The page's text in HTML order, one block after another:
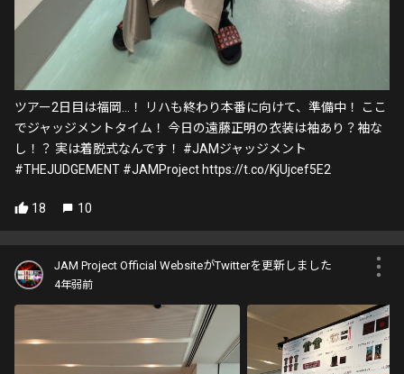
ツアー2日目は福岡…！ リハも終わり本番に向けて、準備中！ ここ
でジャッジメントタイム！ 今日の遠藤正明の衣装は袖あり？袖な
し！？ 実は着脱式なんです！ #JAMジャッジメント
#THEJUDGEMENT #JAMProject https://t.co/KjUjcef5E2
18 10
JAM Project Official WebsiteがTwitterを更新しました
4年弱前